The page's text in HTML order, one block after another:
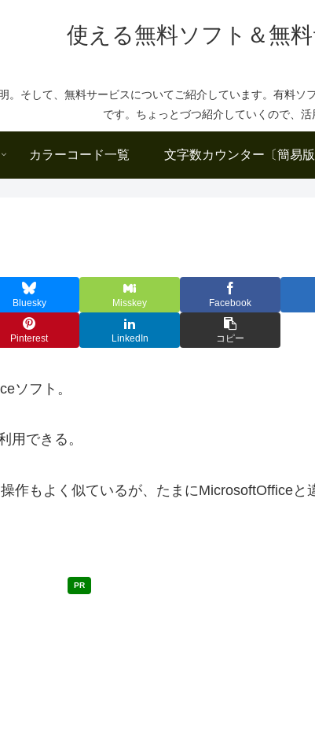
使える無料ソフト＆無
。そして、無料サービスについてご紹介しています。有料
です。ちょっとづつ紹介していくので、活
カラーコード一覧 文字数カウンター〔簡易
Bluesky Misskey Facebook
Pinterest LinkedIn コピー
ソフト。
用できる。
作もよく似ているが、たまにMicrosoftOfficeと
PR